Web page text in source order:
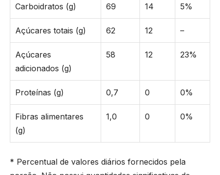
Carboidratos (g) 69 14 5%
Açúcares totais (g) 62 12 –
Açúcares
adicionados (g)
58 12 23%
Proteínas (g) 0,7 0 0%
Fibras alimentares
(g)
1,0 0 0%
* Percentual de valores diários fornecidos pela